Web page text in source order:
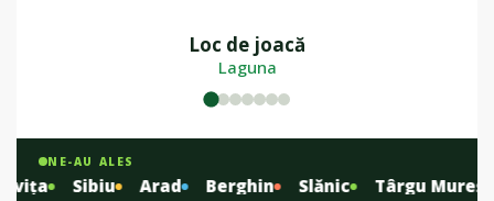
Loc de joacă
Laguna
NE-AU ALES
Sibiu Arad Berghin Slănic Târgu Mureș